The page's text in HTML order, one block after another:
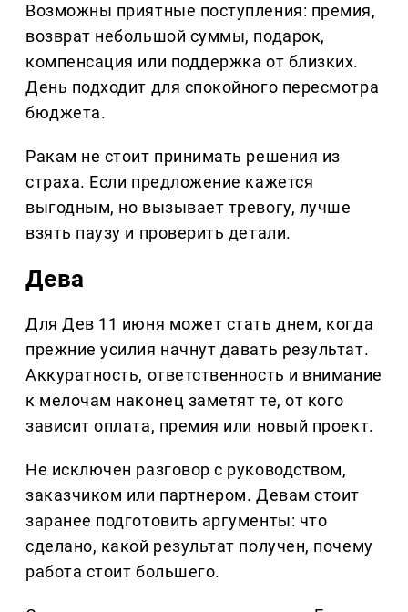
Возможны приятные поступления: премия,
возврат небольшой суммы, подарок,
компенсация или поддержка от близких.
День подходит для спокойного пересмотра
бюджета.
Ракам не стоит принимать решения из
страха. Если предложение кажется
выгодным, но вызывает тревогу, лучше
взять паузу и проверить детали.
Дева
Для Дев 11 июня может стать днем, когда
прежние усилия начнут давать результат.
Аккуратность, ответственность и внимание
к мелочам наконец заметят те, от кого
зависит оплата, премия или новый проект.
Не исключен разговор с руководством,
заказчиком или партнером. Девам стоит
заранее подготовить аргументы: что
сделано, какой результат получен, почему
работа стоит большего.